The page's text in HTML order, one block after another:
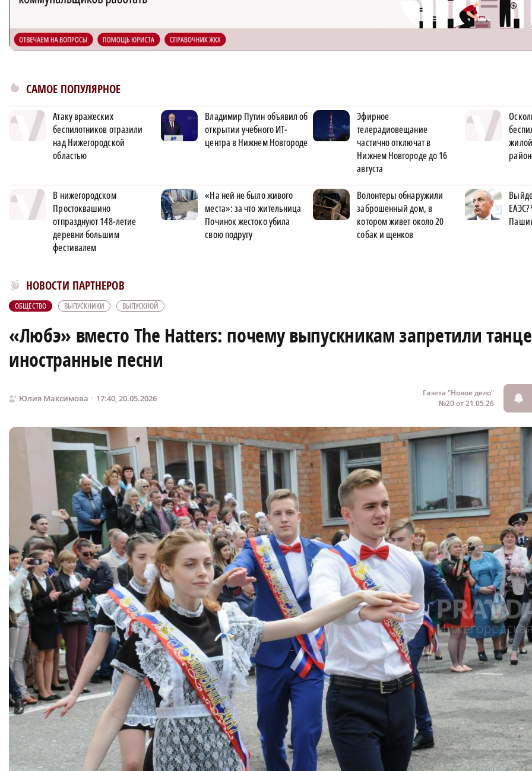
САМОЕ ПОПУЛЯРНОЕ
Атаку вражеских
беспилотников отразили
над Нижегородской
областью
Владимир Путин объявил об
открытии учебного ИТ-
центра в Нижнем Новгороде
Эфирное
телерадиовещание
частично отключат в
Нижнем Новгороде до 16
августа
В нижегородском
Простоквашино
отпразднуют 148-летие
деревни большим
фестивалем
«На ней не было живого
места»: за что жительница
Починок жестоко убила
свою подругу
Волонтеры обнаружили
заброшенный дом, в
котором живет около 20
собак и щенков
НОВОСТИ ПАРТНЕРОВ
Новости МирТесен
ОБЩЕСТВО ВЫПУСКНИКИ ВЫПУСКНОЙ
«Любэ» вместо The Hatters: почему выпускникам запретили
иностранные песни
Юлия Максимова 17:40, 20.05.2026
Газета "Новое дело"
№20 от 21.05.26